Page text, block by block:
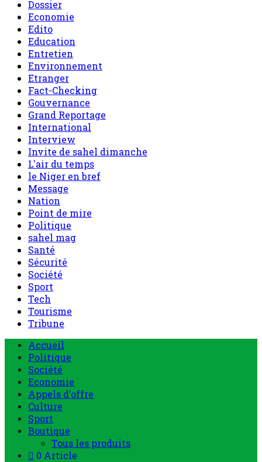
Dossier
Economie
Edito
Education
Entretien
Environnement
Etranger
Fact-Checking
Gouvernance
Grand Reportage
International
Interview
Invite de sahel dimanche
L'air du temps
le Niger en bref
Message
Nation
Point de mire
Politique
sahel mag
Santé
Sécurité
Société
Sport
Tech
Tourisme
Tribune
Menu
principal
Accueil
Politique
Société
Economie
Appels d’offre
Culture
Sport
Boutique
Tous les produits
0 Article